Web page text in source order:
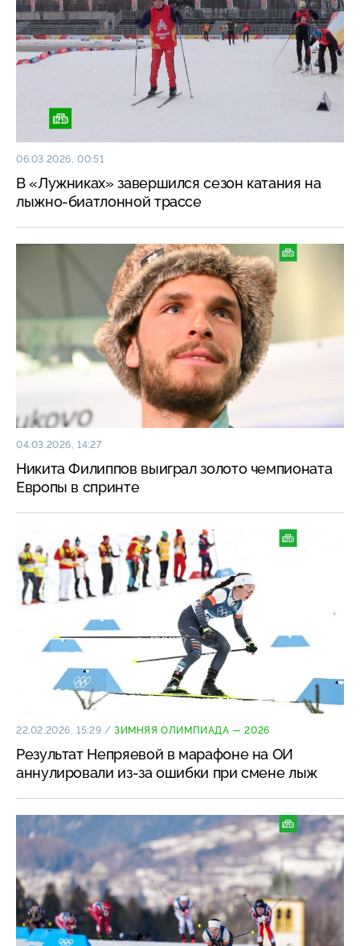
06.03.2026, 00:51
В «Лужниках» завершился сезон катания на
лыжно-биатлонной трассе
04.03.2026, 14:27
Никита Филиппов выиграл золото чемпионата
Европы в спринте
22.02.2026, 15:29 /ЗИМНЯЯ ОЛИМПИАДА — 2026
Результат Непряевой в марафоне на ОИ
аннулировали из-за ошибки при смене лыж